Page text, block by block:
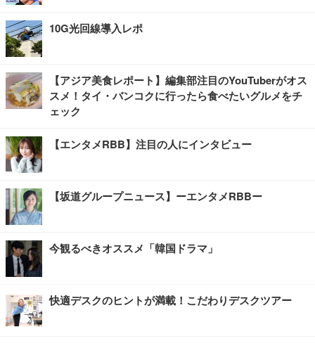
10G光回線導入レポ
【アジア美食レポート】編集部注目のYouTuberがオス
スメ！タイ・バンコクに行ったら食べたいグルメをチ
ェック
【エンタメRBB】注目の人にインタビュー
【坂道グループニュース】ーエンタメRBBー
今観るべきオススメ「韓国ドラマ」
快適デスクのヒントが満載！こだわりデスクツアー